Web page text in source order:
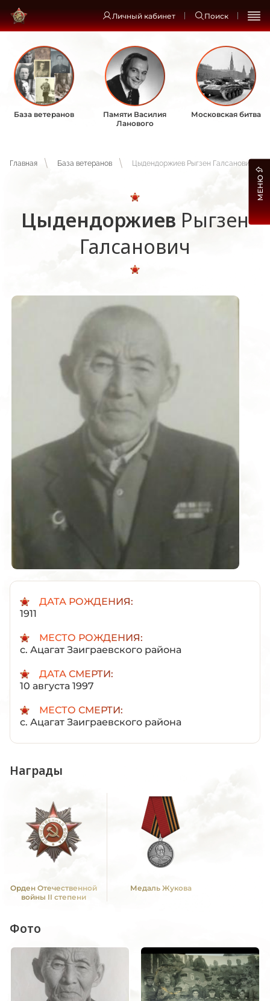
Личный кабинет Поиск
База ветеранов
Памяти Василия
Ланового
Московская битва
Главная База ветеранов Цыдендоржиев Рыгзен Галсанович
Цыдендоржиев Рыгзен
Галсанович
ДАТА РОЖДЕНИЯ:
1911
МЕСТО РОЖДЕНИЯ:
с. Ацагат Заиграевского района
ДАТА СМЕРТИ:
10 августа 1997
МЕСТО СМЕРТИ:
с. Ацагат Заиграевского района
Награды
Орден Отечественной
войны II степени
Медаль Жукова
Фото
МЕНЮ